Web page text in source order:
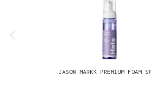
JASON MARKK PREMIUM FOAM